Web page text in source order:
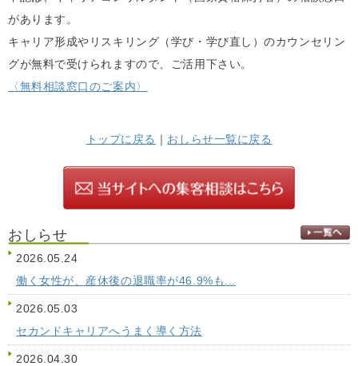
があります。
キャリア形成やリスキリング（学び・学び直し）のカウンセリン
グが無料で受けられますので、ご活用下さい。
〈無料相談窓口のご案内〉
トップに戻る ｜ おしらせ一覧に戻る
おしらせ
2026.05.24
働く女性が、産休後の退職率が46.9%も...
2026.05.03
セカンドキャリアへうまく導く方法
2026.04.30